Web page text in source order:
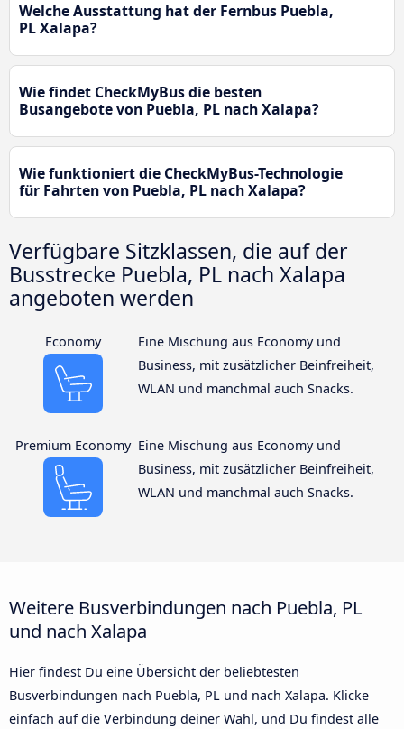
Welche Ausstattung hat der Fernbus Puebla,
PL Xalapa?
Wie findet CheckMyBus die besten
Busangebote von Puebla, PL nach Xalapa?
Wie funktioniert die CheckMyBus-Technologie
für Fahrten von Puebla, PL nach Xalapa?
Verfügbare Sitzklassen, die auf der
Busstrecke Puebla, PL nach Xalapa
angeboten werden
Economy
Eine Mischung aus Economy und
Business, mit zusätzlicher Beinfreiheit,
WLAN und manchmal auch Snacks.
Premium Economy Eine Mischung aus Economy und
Business, mit zusätzlicher Beinfreiheit,
WLAN und manchmal auch Snacks.
Weitere Busverbindungen nach Puebla, PL
und nach Xalapa
Hier findest Du eine Übersicht der beliebtesten
Busverbindungen nach Puebla, PL und nach Xalapa. Klicke
einfach auf die Verbindung deiner Wahl, und Du findest alle